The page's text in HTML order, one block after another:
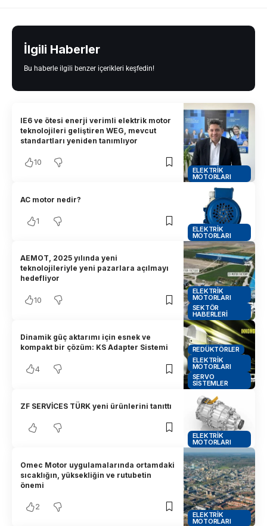
İlgili Haberler
Bu haberle ilgili benzer içerikleri keşfedin!
ELEKTRIK
MOTORLARI
IE6 ve ötesi enerji verimli elektrik motor
teknolojileri geliştiren WEG, mevcut
standartları yeniden tanımlıyor
10
ELEKTRIK
MOTORLARI
AC motor nedir?
1
ELEKTRIK
MOTORLARI
SEKTÖR
HABERLERI
AEMOT, 2025 yılında yeni
teknolojileriyle yeni pazarlara açılmayı
hedefliyor
10
REDÜKTÖRLER
ELEKTRIK
MOTORLARI
SERVO
SISTEMLER
Dinamik güç aktarımı için esnek ve
kompakt bir çözüm: KS Adapter Sistemi
4
ELEKTRIK
MOTORLARI
ZF SERVİCES TÜRK yeni ürünlerini tanıttı
ELEKTRIK
MOTORLARI
Omec Motor uygulamalarında ortamdaki
sıcaklığın, yüksekliğin ve rutubetin
önemi
2